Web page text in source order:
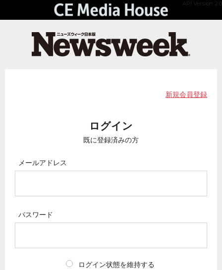
API Version 2.0
新規会員登録
ログイン
既に登録済みの方
メールアドレス
パスワード
ログイン状態を維持する